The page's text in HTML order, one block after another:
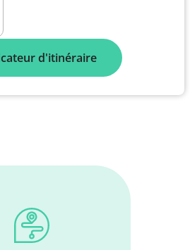
d'itinéraire